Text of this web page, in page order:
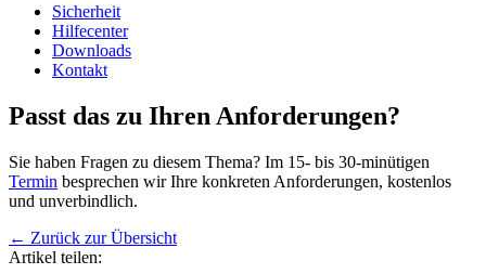
Sicherheit
Hilfecenter
Downloads
Kontakt
Passt das zu Ihren Anforderungen?
Sie haben Fragen zu diesem Thema? Im 15- bis 30-minütigen
Termin besprechen wir Ihre konkreten Anforderungen, kostenlos
und unverbindlich.
← Zurück zur Übersicht
Artikel teilen: